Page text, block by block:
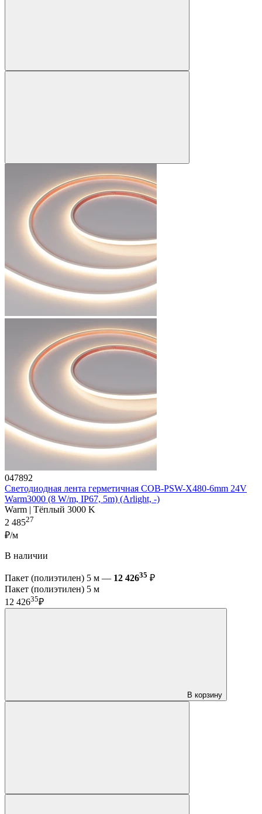
047892
Светодиодная лента герметичная COB-PSW-X480-6mm 24V
Warm3000 (8 W/m, IP67, 5m) (Arlight, -)
Warm | Тёплый 3000 K
2 48527
₽/м
В наличии
Пакет (полиэтилен) 5 м — 12 42635 ₽
Пакет (полиэтилен) 5 м
12 42635₽
В корзину